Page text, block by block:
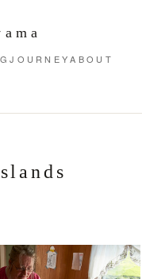
JOURNEYABOUT